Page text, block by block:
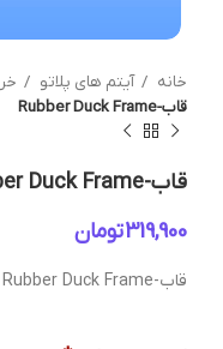
خانه آیتم های پلاتو
قاب-Rubber Duck Frame
قاب-Rubber Duck Frame
تومان
قاب-Rubber Duck Frame